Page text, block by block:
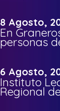
8 Agosto,
En
personas
6 Agosto,
Instituto
Regional